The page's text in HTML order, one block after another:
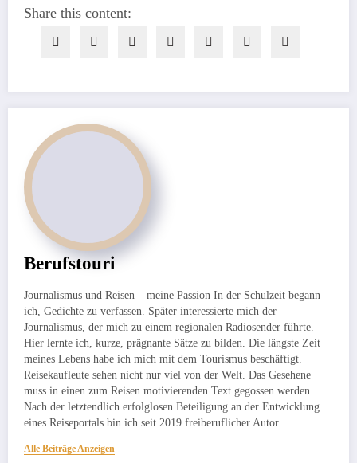
Share this content:
Berufstouri
Journalismus und Reisen – meine Passion In der Schulzeit begann
ich, Gedichte zu verfassen. Später interessierte mich der
Journalismus, der mich zu einem regionalen Radiosender führte.
Hier lernte ich, kurze, prägnante Sätze zu bilden. Die längste Zeit
meines Lebens habe ich mich mit dem Tourismus beschäftigt.
Reisekaufleute sehen nicht nur viel von der Welt. Das Gesehene
muss in einen zum Reisen motivierenden Text gegossen werden.
Nach der letztendlich erfolglosen Beteiligung an der Entwicklung
eines Reiseportals bin ich seit 2019 freiberuflicher Autor.
Alle Beiträge Anzeigen